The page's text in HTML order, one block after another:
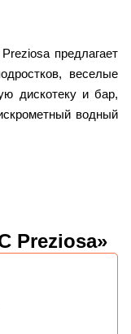
предлагает
веселые
дискотеку и бар,
водный
Preziosa»